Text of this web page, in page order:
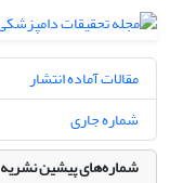
مقالات آماده انتشار
شماره جاری
شماره‌های پیشین نشریه